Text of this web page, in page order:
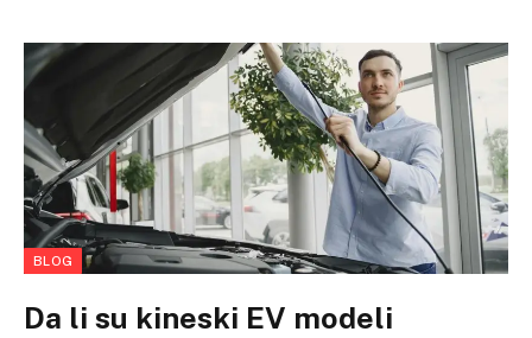
BLOG
Da li su kineski EV modeli